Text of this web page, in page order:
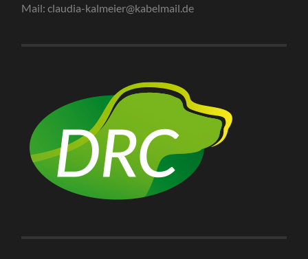
Mail: claudia-kalmeier@kabelmail.de